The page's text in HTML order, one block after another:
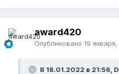
award420
Опубликовано 19
В 18.01.2022 в 21:56,